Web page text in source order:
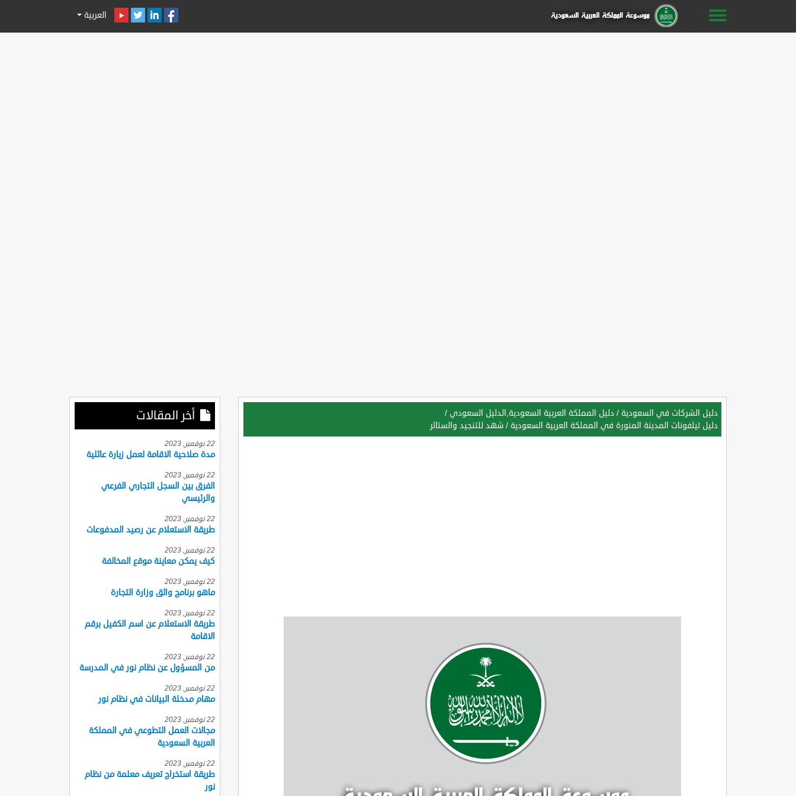
العربية
دليل الشركات في السعودية / دليل المملكة العربية السعودية,الدليل السعودي /
دليل تيلفونات المدينة المنورة في المملكة العربية السعودية / شهد للتنجيد والستائر
أخر المقالات
22 نوفمبر, 2023
مدة صلاحية الاقامة لعمل زيارة عائلية
22 نوفمبر, 2023
الفرق بين السجل التجاري الفرعي
والرئيسي
22 نوفمبر, 2023
طريقة الاستعلام عن رصيد المدفوعات
22 نوفمبر, 2023
كيف يمكن معاينة موقع المخالفة
22 نوفمبر, 2023
ماهو برنامج واثق وزارة التجارة
22 نوفمبر, 2023
طريقة الاستعلام عن اسم الكفيل برقم
الاقامة
22 نوفمبر, 2023
من المسؤول عن نظام نور في المدرسة
22 نوفمبر, 2023
مهام مدخلة البيانات في نظام نور
22 نوفمبر, 2023
مجالات العمل التطوعي في المملكة
العربية السعودية
22 نوفمبر, 2023
طريقة استخراج تعريف معلمة من نظام
نور